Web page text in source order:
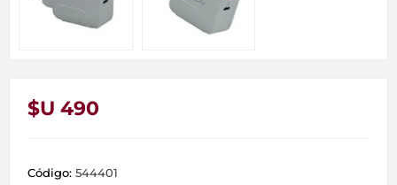
$U 490
Código: 544401